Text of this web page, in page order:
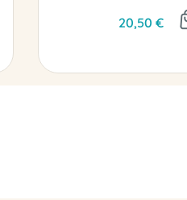
20,50 €